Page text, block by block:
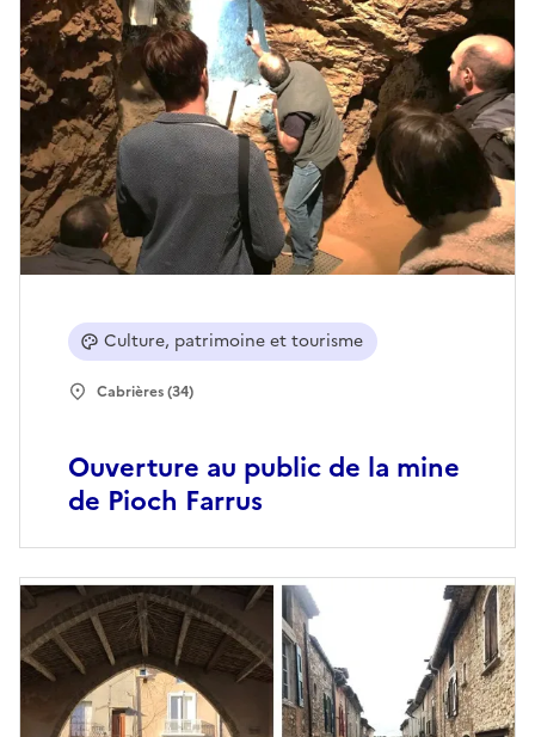
Ouverture au public de la mine
de Pioch Farrus
Culture, patrimoine et tourisme
Cabrières (34)